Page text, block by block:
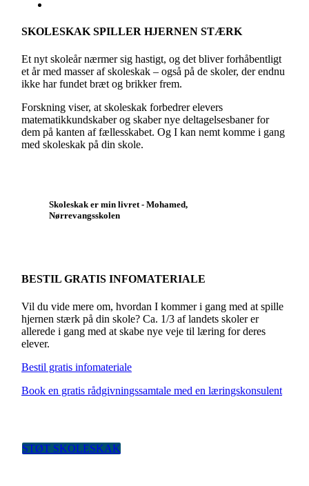
SKOLESKAK SPILLER HJERNEN STÆRK
Et nyt skoleår nærmer sig hastigt, og det bliver forhåbentligt
et år med masser af skoleskak – også på de skoler, der endnu
ikke har fundet bræt og brikker frem.
Forskning viser, at skoleskak forbedrer elevers
matematikkundskaber og skaber nye deltagelsesbaner for
dem på kanten af fællesskabet. Og I kan nemt komme i gang
med skoleskak på din skole.
Skoleskak er min livret - Mohamed,
Nørrevangsskolen
BESTIL GRATIS INFOMATERIALE
Vil du vide mere om, hvordan I kommer i gang med at spille
hjernen stærk på din skole? Ca. 1/3 af landets skoler er
allerede i gang med at skabe nye veje til læring for deres
elever.
Bestil gratis infomateriale
Book en gratis rådgivningssamtale med en læringskonsulent
STØT SKOLESKAK